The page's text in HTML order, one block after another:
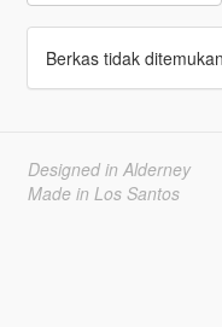
Berkas tidak
Designed in Alderney
Made in Los Santos